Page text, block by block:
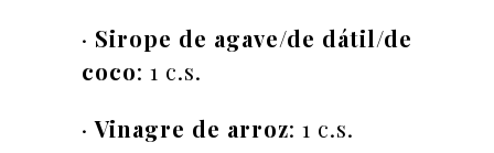
· Sirope de agave/de dátil/de
coco: 1 c.s.
·Vinagre de arroz: 1 c.s.